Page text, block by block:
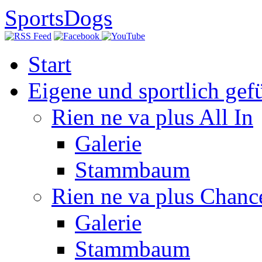
SportsDogs
Start
Eigene und sportlich
Rien ne va plus All In
Galerie
Stammbaum
Rien ne va plus
Galerie
Stammbaum